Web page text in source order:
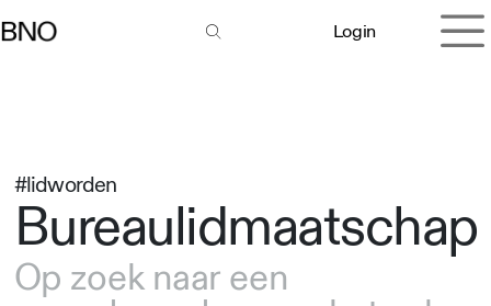
Login
#lidworden
Bureaulidmaatschap
Op zoek naar een